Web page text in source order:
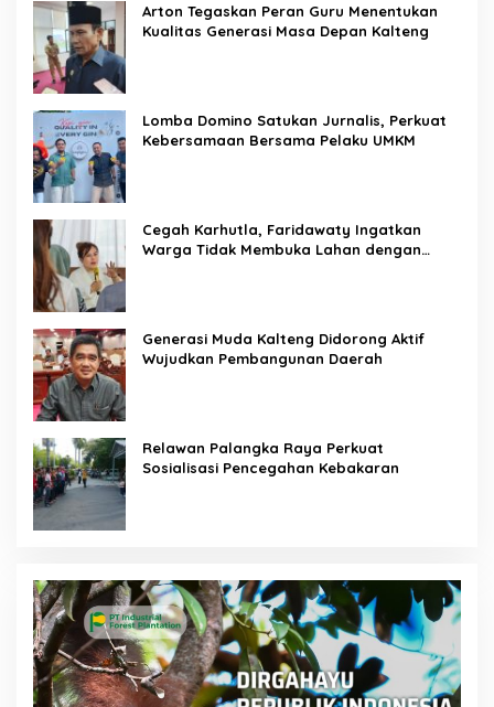
Arton Tegaskan Peran Guru Menentukan
Kualitas Generasi Masa Depan Kalteng
Lomba Domino Satukan Jurnalis, Perkuat
Kebersamaan Bersama Pelaku UMKM
Cegah Karhutla, Faridawaty Ingatkan
Warga Tidak Membuka Lahan dengan
Generasi Muda Kalteng Didorong Aktif
Wujudkan Pembangunan Daerah
Relawan Palangka Raya Perkuat
Sosialisasi Pencegahan Kebakaran